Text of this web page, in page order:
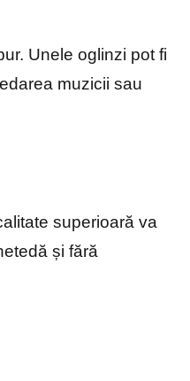
Unele oglinzi pot fi
muzicii sau
superioară va
și fără